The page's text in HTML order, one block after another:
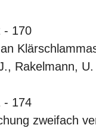
- 170
Rakelmann, U.
- 174
zweifach